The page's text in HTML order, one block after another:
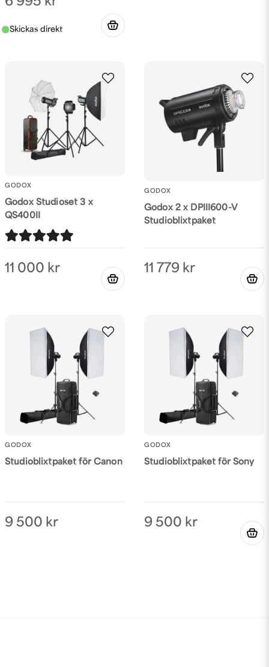
GODOX
Godox Studioset 3 x
QS400II
11 000 kr
GODOX
Godox 2 x DPIII600-V
Studioblixtpaket
11 779 kr
GODOX
Studioblixtpaket för Canon
9 500 kr
GODOX
Studioblixtpaket för Sony
9 500 kr